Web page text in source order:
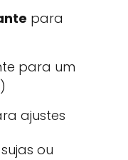
para
para um
ajustes
ou